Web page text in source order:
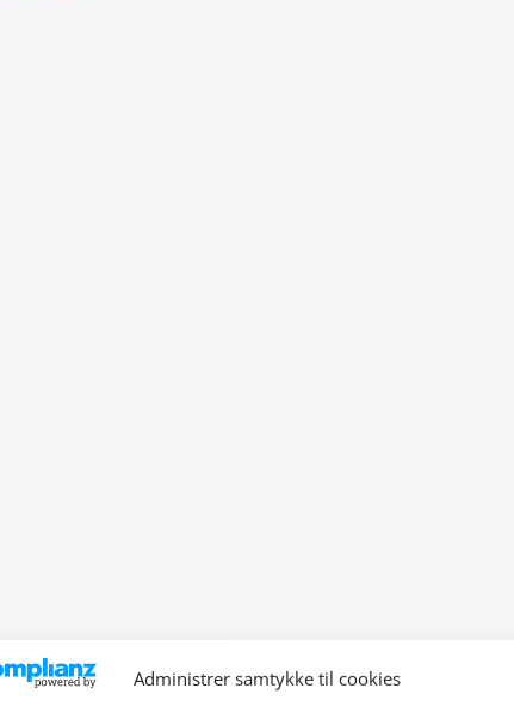
Administrer samtykke til cookies